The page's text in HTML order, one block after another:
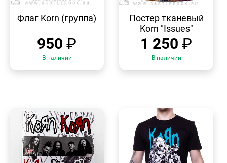
ПРОСМОТР
Флаг Korn (группа)
950 ₽
В наличии
ПРОСМОТР
Постер тканевый
Korn "Issues"
1 250 ₽
В наличии